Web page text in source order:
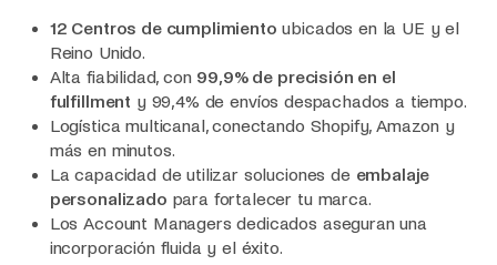
12 Centros de cumplimiento ubicados en la UE y el
Reino Unido.
Alta fiabilidad, con 99,9% de precisión en el
fulfillment y 99,4% de envíos despachados a tiempo.
Logística multicanal, conectando Shopify, Amazon y
más en minutos.
La capacidad de utilizar soluciones de embalaje
personalizado para fortalecer tu marca.
Los Account Managers dedicados aseguran una
incorporación fluida y el éxito.